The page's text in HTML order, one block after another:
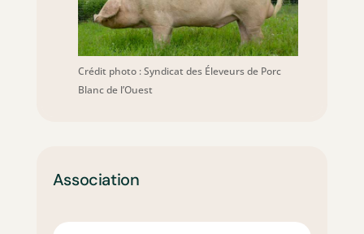
Crédit photo : Syndicat des Éleveurs de Porc
Blanc de l’Ouest
Association